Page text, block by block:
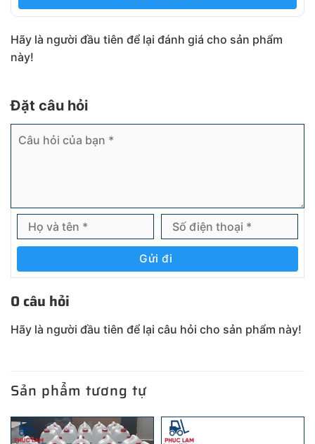
Hãy là người đầu tiên để lại đánh giá cho sản phẩm
này!
Đặt câu hỏi
Gửi đi
0 câu hỏi
Hãy là người đầu tiên để lại câu hỏi cho sản phẩm này!
Sản phẩm tương tự